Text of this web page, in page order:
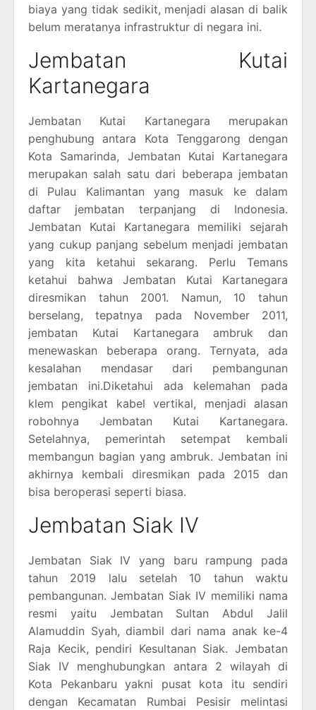
biaya yang tidak sedikit, menjadi alasan di balik
belum meratanya infrastruktur di negara ini.
Jembatan Kutai
Kartanegara
Jembatan Kutai Kartanegara merupakan
penghubung antara Kota Tenggarong dengan
Kota Samarinda, Jembatan Kutai Kartanegara
merupakan salah satu dari beberapa jembatan
di Pulau Kalimantan yang masuk ke dalam
daftar jembatan terpanjang di Indonesia.
Jembatan Kutai Kartanegara memiliki sejarah
yang cukup panjang sebelum menjadi jembatan
yang kita ketahui sekarang. Perlu Temans
ketahui bahwa Jembatan Kutai Kartanegara
diresmikan tahun 2001. Namun, 10 tahun
berselang, tepatnya pada November 2011,
jembatan Kutai Kartanegara ambruk dan
menewaskan beberapa orang. Ternyata, ada
kesalahan mendasar dari pembangunan
jembatan ini.Diketahui ada kelemahan pada
klem pengikat kabel vertikal, menjadi alasan
robohnya Jembatan Kutai Kartanegara.
Setelahnya, pemerintah setempat kembali
membangun bagian yang ambruk. Jembatan ini
akhirnya kembali diresmikan pada 2015 dan
bisa beroperasi seperti biasa.
Jembatan Siak IV
Jembatan Siak IV yang baru rampung pada
tahun 2019 lalu setelah 10 tahun waktu
pembangunan. Jembatan Siak IV memiliki nama
resmi yaitu Jembatan Sultan Abdul Jalil
Alamuddin Syah, diambil dari nama anak ke-4
Raja Kecik, pendiri Kesultanan Siak. Jembatan
Siak IV menghubungkan antara 2 wilayah di
Kota Pekanbaru yakni pusat kota itu sendiri
dengan Kecamatan Rumbai Pesisir melintasi